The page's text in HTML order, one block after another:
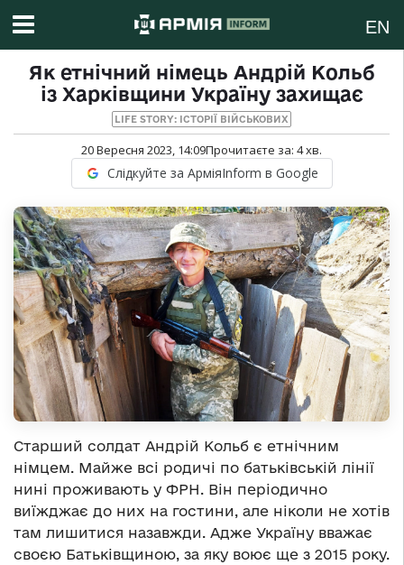
EN
Як етнічний німець Андрій Кольб
із Харківщини Україну захищає
LIFE STORY: ІСТОРІЇ ВІЙСЬКОВИХ
20 Вересня 2023, 14:09Прочитаєте за: 4хв.
Слідкуйте за АрміяInform в Google
Старший солдат Андрій Кольб є етнічним
німцем. Майже всі родичі по батьківській лінії
нині проживають у ФРН. Він періодично
виїжджає до них на гостини, але ніколи не хотів
там лишитися назавжди. Адже Україну вважає
своєю Батьківщиною, за яку воює ще з 2015 року.